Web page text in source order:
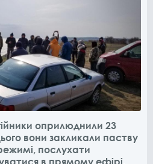
оприлюднили 23
вони закликали паству
послухати
в прямому ефірі.